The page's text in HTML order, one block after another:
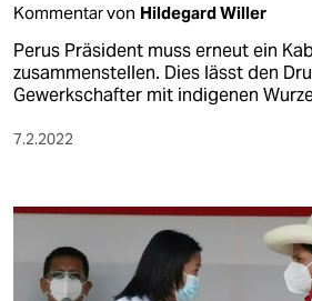
Kommentar von Hildegard Willer
Perus Präsident muss erneut ein
zusammenstellen. Dies lässt den
Gewerkschafter mit indigenen
7.2.2022